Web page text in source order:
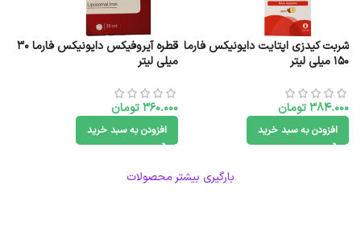
شربت کیدزی اپتایت دایونیکس فارما
150 میلی لیتر
384.000تومان
افزودن به سبد خرید
قطره آیروفیکس دایونیکس فارما 30
میلی لیتر
360.000تومان
افزودن به سبد خرید
بارگیری بیشتر محصولات